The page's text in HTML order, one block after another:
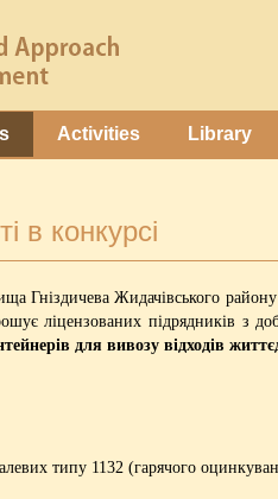
Activities Library
в конкурсі
Гніздичева Жидачівського
ліцензованих підрядників з
для вивозу відходів
типу 1132 (гарячого